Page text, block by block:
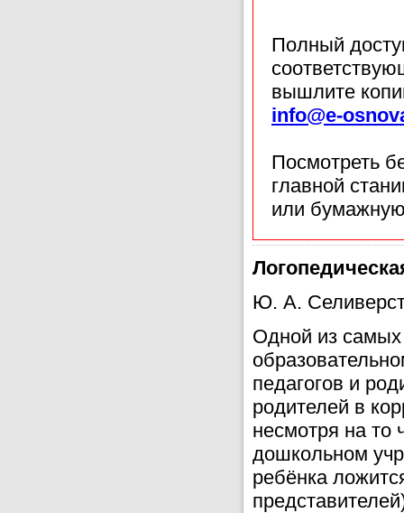
Полный
вышлите
info@e-
Посмотреть
главной
или
Ю. А.
Одной из
педагогов и
родителей в
несмотря на то
дошкольном
ребёнка